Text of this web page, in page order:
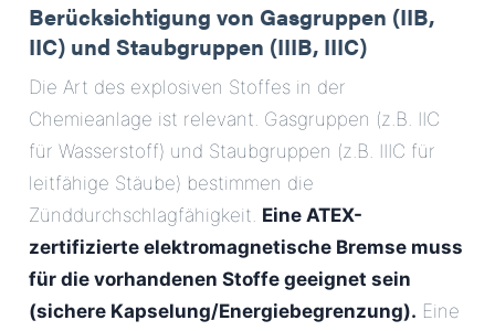
Berücksichtigung von Gasgruppen (IIB,
IIC) und Staubgruppen (IIIB, IIIC)
Die Art des explosiven Stoffes in der
Chemieanlage ist relevant. Gasgruppen (z.B. IIC
für Wasserstoff) und Staubgruppen (z.B. IIIC für
leitfähige Stäube) bestimmen die
Zünddurchschlagfähigkeit. Eine ATEX-
zertifizierte elektromagnetische Bremse muss
für die vorhandenen Stoffe geeignet sein
(sichere Kapselung/Energiebegrenzung). Eine